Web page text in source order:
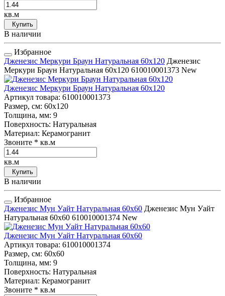
кв.м
Купить
В наличии
Избранное
Дженезис Меркури Браун Натуральная 60x120 Дженезис
Меркури Браун Натуральная 60x120 610010001373 New
Дженезис Меркури Браун Натуральная 60x120
Артикул товара: 610010001373
Размер, см: 60x120
Толщина, мм: 9
Поверхность: Натуральная
Материал: Керамогранит
Звоните * кв.м
кв.м
Купить
В наличии
Избранное
Дженезис Мун Уайт Натуральная 60x60 Дженезис Мун Уайт
Натуральная 60x60 610010001374 New
Дженезис Мун Уайт Натуральная 60x60
Артикул товара: 610010001374
Размер, см: 60x60
Толщина, мм: 9
Поверхность: Натуральная
Материал: Керамогранит
Звоните * кв.м